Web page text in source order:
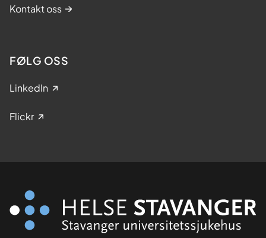
Kontakt oss
FØLG OSS
LinkedIn
Flickr